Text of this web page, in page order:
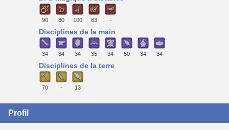
90 80 100 83 -
Disciplines de la main
34 34 34 35 34 50 34 34
Disciplines de la terre
70 - 13
Profil